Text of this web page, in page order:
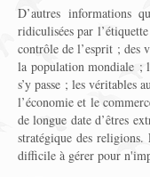
D’autres informations
ridiculisées par
contrôle de l’esprit ; des
la population mondiale ;
s’y passe ; les véritables
l’économie et le
de longue date d’êtres
stratégique des
difficile à gérer pour